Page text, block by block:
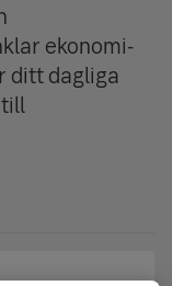
ekonomi­
ditt dagliga